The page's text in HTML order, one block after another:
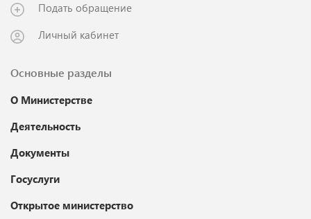
Подать обращение
Личный кабинет
Основные разделы
О Министерстве
Деятельность
Документы
Госуслуги
Открытое министерство